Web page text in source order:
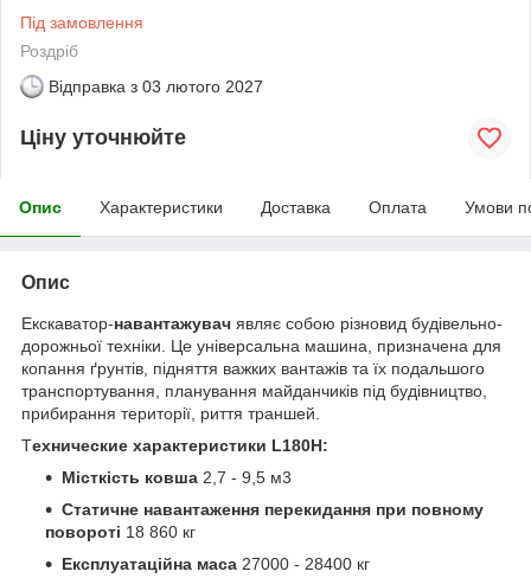
Під замовлення
Роздріб
Відправка з 03 лютого 2027
Ціну уточнюйте
Опис Характеристики Доставка Оплата Умови
Опис
Екскаватор-навантажувач являє собою різновид будівельно-
дорожньої техніки. Це універсальна машина, призначена для
копання ґрунтів, підняття важких вантажів та їх подальшого
транспортування, планування майданчиків під будівництво,
прибирання території, риття траншей.
Технические характеристики L180H:
Місткість ковша 2,7 - 9,5 м3
Статичне навантаження перекидання при повному
повороті 18 860 кг
Експлуатаційна маса 27000 - 28400 кг